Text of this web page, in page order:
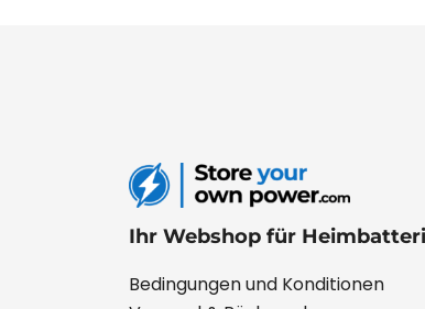
Ihr Webshop für
Bedingungen und Konditionen